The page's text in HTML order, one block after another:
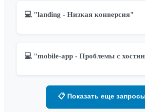
💻 "landing - Низкая конверсия"
💻 "mobile-app - Проблемы с
📋 Показать еще